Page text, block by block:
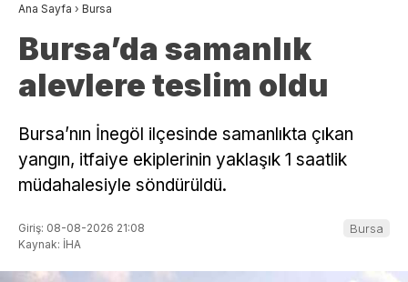
Ana Sayfa › Bursa
Bursa’da samanlık
alevlere teslim oldu
Bursa’nın İnegöl ilçesinde samanlıkta çıkan
yangın, itfaiye ekiplerinin yaklaşık 1 saatlik
müdahalesiyle söndürüldü.
Giriş: 08-08-2026 21:08
Kaynak: İHA
Bursa